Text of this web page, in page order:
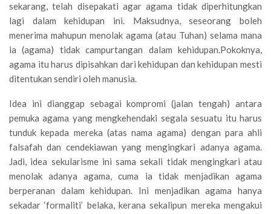
sekarang, telah disepakati agar agama tidak diperhitungkan
lagi dalam kehidupan ini. Maksudnya, seseorang boleh
menerima mahupun menolak agama (atau Tuhan) selama mana
ia (agama) tidak campurtangan dalam kehidupan.Pokoknya,
agama itu harus dipisahkan dari kehidupan dan kehidupan mesti
ditentukan sendiri oleh manusia.
Idea ini dianggap sebagai kompromi (jalan tengah) antara
pemuka agama yang mengkehendaki segala sesuatu itu harus
tunduk kepada mereka (atas nama agama) dengan para ahli
falsafah dan cendekiawan yang mengingkari adanya agama.
Jadi, idea sekularisme ini sama sekali tidak mengingkari atau
menolak adanya agama, cuma ia tidak menjadikan agama
berperanan dalam kehidupan. Ini menjadikan agama hanya
sekadar ‘formaliti’ belaka, kerana sekalipun mereka mengakui